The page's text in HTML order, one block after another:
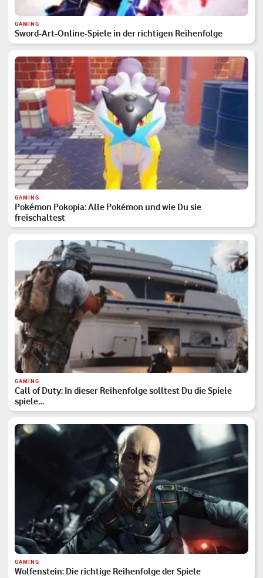
GAMING
Sword-Art-Online-Spiele in der richtigen Reihenfolge
GAMING
Pokémon Pokopia: Alle Pokémon und wie Du sie
freischaltest
GAMING
Call of Duty: In dieser Reihenfolge solltest Du die Spiele
spiele…
GAMING
Wolfenstein: Die richtige Reihenfolge der Spiele